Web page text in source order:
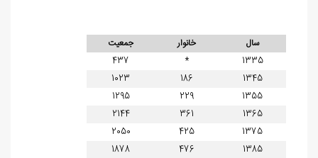
سال خانوار
جمعیت
1335
*
437
1345
186
1023
1355
229
1295
1365
361
2144
1375
425
2050
1385
476
1878